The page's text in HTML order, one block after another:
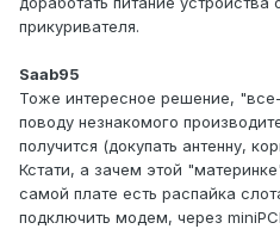
прикуривателя.
Saab95
Тоже интересное решение,
поводу незнакомого
получится (докупать антенну,
Кстати, а зачем этой
самой плате есть распайка
подключить модем, через